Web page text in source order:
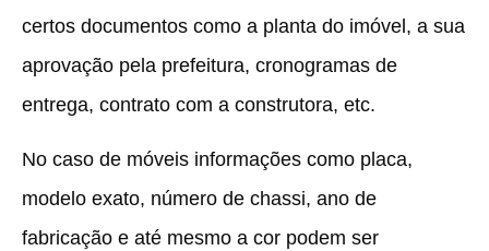
certos documentos como a planta do imóvel, a sua
aprovação pela prefeitura, cronogramas de
entrega, contrato com a construtora, etc.
No caso de móveis informações como placa,
modelo exato, número de chassi, ano de
fabricação e até mesmo a cor podem ser